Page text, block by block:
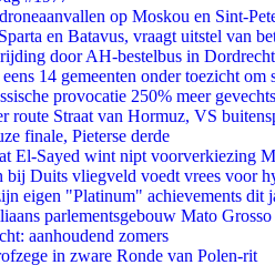
op Moskou en Sint-
en Batavus, vraagt uitstel van
door AH-bestelbus in Dordrecht
14 gemeenten onder toezicht om
provocatie 250% meer
route Straat van Hormuz, VS
finale, Pieterse derde
El-Sayed wint nipt voorverkiezing
bij Duits vliegveld voedt vrees voor
eigen "Platinum" achievements dit
parlementsgebouw Mato
aanhoudend zomers
in zware Ronde van Polen-rit